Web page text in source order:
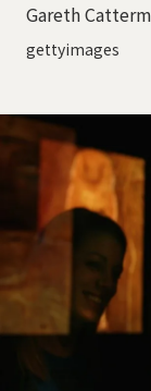
Gareth
gettyimages